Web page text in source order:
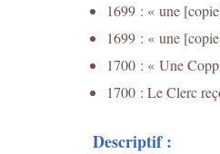
1699 : « une
1699 : « une
1700 : « Une
1700 : Le Clerc
Descriptif :